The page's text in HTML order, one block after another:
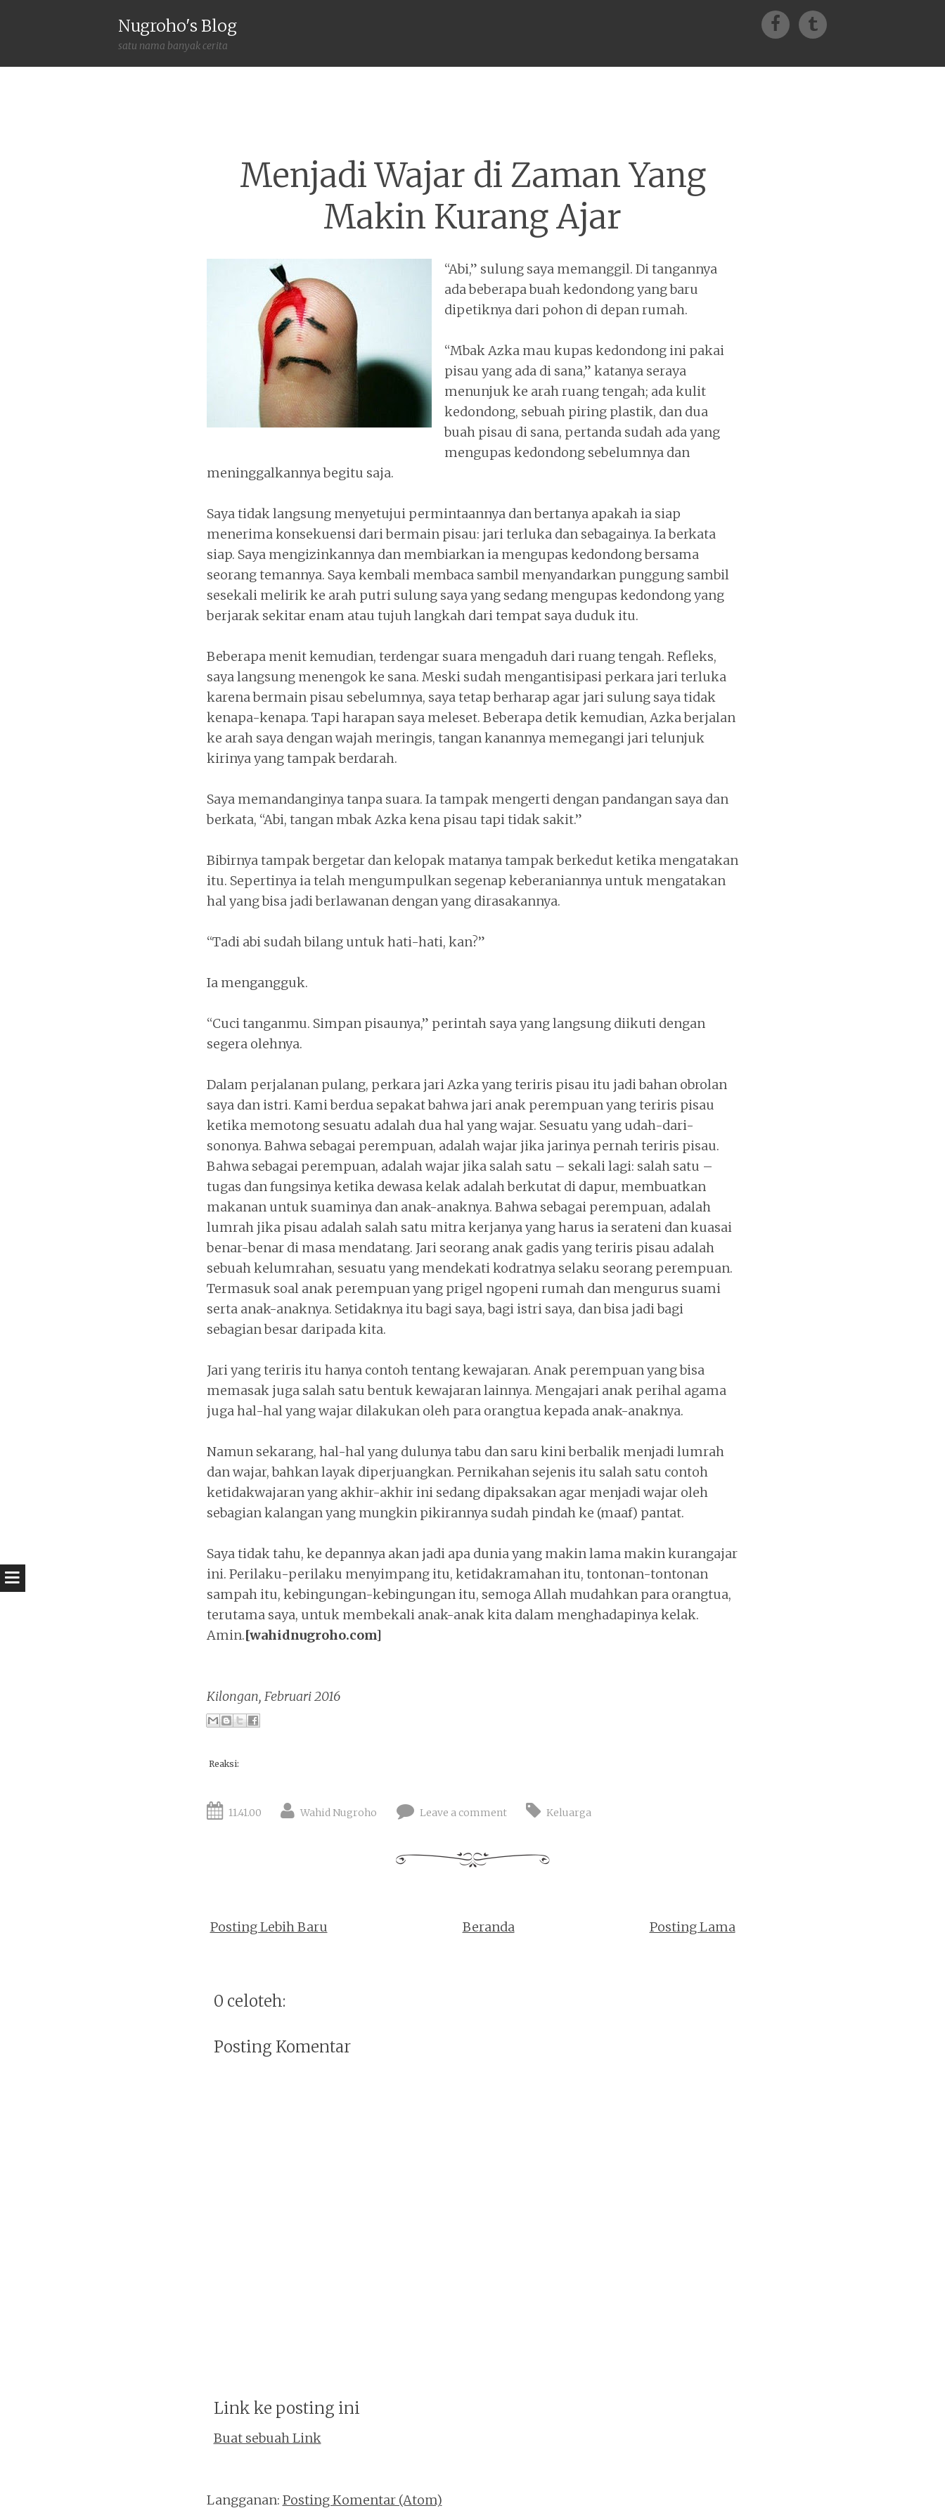
Nugroho's Blog
satu nama banyak cerita
Facebook
Menjadi Wajar di Zaman Yang
Makin Kurang Ajar
“Abi,” sulung saya memanggil. Di tangannya
ada beberapa buah kedondong yang baru
dipetiknya dari pohon di depan rumah.
“Mbak Azka mau kupas kedondong ini pakai
pisau yang ada di sana,” katanya seraya
menunjuk ke arah ruang tengah; ada kulit
kedondong, sebuah piring plastik, dan dua
buah pisau di sana, pertanda sudah ada yang
mengupas kedondong sebelumnya dan
meninggalkannya begitu saja.
Saya tidak langsung menyetujui permintaannya dan bertanya apakah ia siap
menerima konsekuensi dari bermain pisau: jari terluka dan sebagainya. Ia berkata
siap. Saya mengizinkannya dan membiarkan ia mengupas kedondong bersama
seorang temannya. Saya kembali membaca sambil menyandarkan punggung sambil
sesekali melirik ke arah putri sulung saya yang sedang mengupas kedondong yang
berjarak sekitar enam atau tujuh langkah dari tempat saya duduk itu.
Beberapa menit kemudian, terdengar suara mengaduh dari ruang tengah. Refleks,
saya langsung menengok ke sana. Meski sudah mengantisipasi perkara jari terluka
karena bermain pisau sebelumnya, saya tetap berharap agar jari sulung saya tidak
kenapa-kenapa. Tapi harapan saya meleset. Beberapa detik kemudian, Azka berjalan
ke arah saya dengan wajah meringis, tangan kanannya memegangi jari telunjuk
kirinya yang tampak berdarah.
Saya memandanginya tanpa suara. Ia tampak mengerti dengan pandangan saya dan
berkata, “Abi, tangan mbak Azka kena pisau tapi tidak sakit.”
Bibirnya tampak bergetar dan kelopak matanya tampak berkedut ketika mengatakan
itu. Sepertinya ia telah mengumpulkan segenap keberaniannya untuk mengatakan
hal yang bisa jadi berlawanan dengan yang dirasakannya.
“Tadi abi sudah bilang untuk hati-hati, kan?”
Ia mengangguk.
“Cuci tanganmu. Simpan pisaunya,” perintah saya yang langsung diikuti dengan
segera olehnya.
Dalam perjalanan pulang, perkara jari Azka yang teriris pisau itu jadi bahan obrolan
saya dan istri. Kami berdua sepakat bahwa jari anak perempuan yang teriris pisau
ketika memotong sesuatu adalah dua hal yang wajar. Sesuatu yang udah-dari-
sononya. Bahwa sebagai perempuan, adalah wajar jika jarinya pernah teriris pisau.
Bahwa sebagai perempuan, adalah wajar jika salah satu – sekali lagi: salah satu –
tugas dan fungsinya ketika dewasa kelak adalah berkutat di dapur, membuatkan
makanan untuk suaminya dan anak-anaknya. Bahwa sebagai perempuan, adalah
lumrah jika pisau adalah salah satu mitra kerjanya yang harus ia serateni dan kuasai
benar-benar di masa mendatang. Jari seorang anak gadis yang teriris pisau adalah
sebuah kelumrahan, sesuatu yang mendekati kodratnya selaku seorang perempuan.
Termasuk soal anak perempuan yang prigel ngopeni rumah dan mengurus suami
serta anak-anaknya. Setidaknya itu bagi saya, bagi istri saya, dan bisa jadi bagi
sebagian besar daripada kita.
Jari yang teriris itu hanya contoh tentang kewajaran. Anak perempuan yang bisa
memasak juga salah satu bentuk kewajaran lainnya. Mengajari anak perihal agama
juga hal-hal yang wajar dilakukan oleh para orangtua kepada anak-anaknya.
Namun sekarang, hal-hal yang dulunya tabu dan saru kini berbalik menjadi lumrah
dan wajar, bahkan layak diperjuangkan. Pernikahan sejenis itu salah satu contoh
ketidakwajaran yang akhir-akhir ini sedang dipaksakan agar menjadi wajar oleh
sebagian kalangan yang mungkin pikirannya sudah pindah ke (maaf) pantat.
Saya tidak tahu, ke depannya akan jadi apa dunia yang makin lama makin kurangajar
ini. Perilaku-perilaku menyimpang itu, ketidakramahan itu, tontonan-tontonan
sampah itu, kebingungan-kebingungan itu, semoga Allah mudahkan para orangtua,
terutama saya, untuk membekali anak-anak kita dalam menghadapinya kelak.
Amin.[wahidnugroho.com]
Kilongan, Februari 2016
Reaksi:
11.41.00 Wahid Nugroho Leave a comment Keluarga
Posting Lebih Baru Posting Lama
Beranda
0 celoteh:
Posting Komentar
Link ke posting ini
Buat sebuah Link
Langganan: Posting Komentar (Atom)